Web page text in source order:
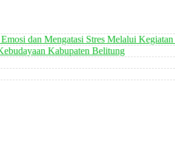
dan Mengatasi Stres Melalui
Kabupaten Belitung